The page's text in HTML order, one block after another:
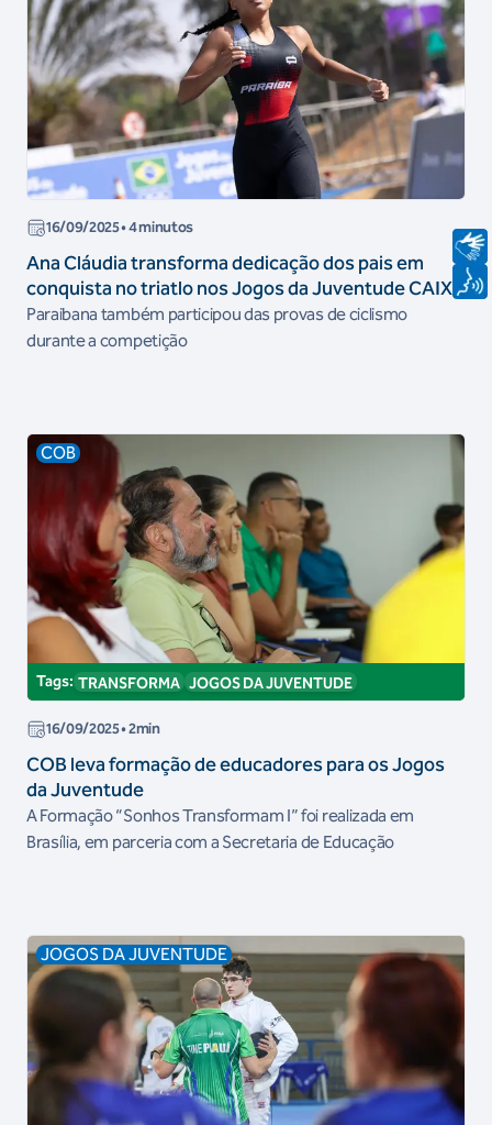
16/09/2025• 4 minutos
Ana Cláudia transforma dedicação dos pais em
conquista no triatlo nos Jogos da Juventude CAIXA
Paraibana também participou das provas de ciclismo
durante a competição
COB
Tags: TRANSFORMA JOGOS DA JUVENTUDE
16/09/2025• 2min
COB leva formação de educadores para os Jogos
da Juventude
A Formação “Sonhos Transformam I” foi realizada em
Brasília, em parceria com a Secretaria de Educação
JOGOS DA JUVENTUDE